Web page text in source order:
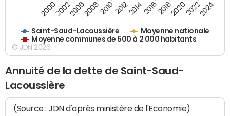
Saint-Saud-Lacoussière
Moyenne nationale
Moyenne communes de 500 à 2 000 habitants
200020022006200820102012201420162018202020222024
© JDN 2026
Annuité de la dette de Saint-Saud-
Lacoussière
(Source : JDN d'après ministère de l'Economie)